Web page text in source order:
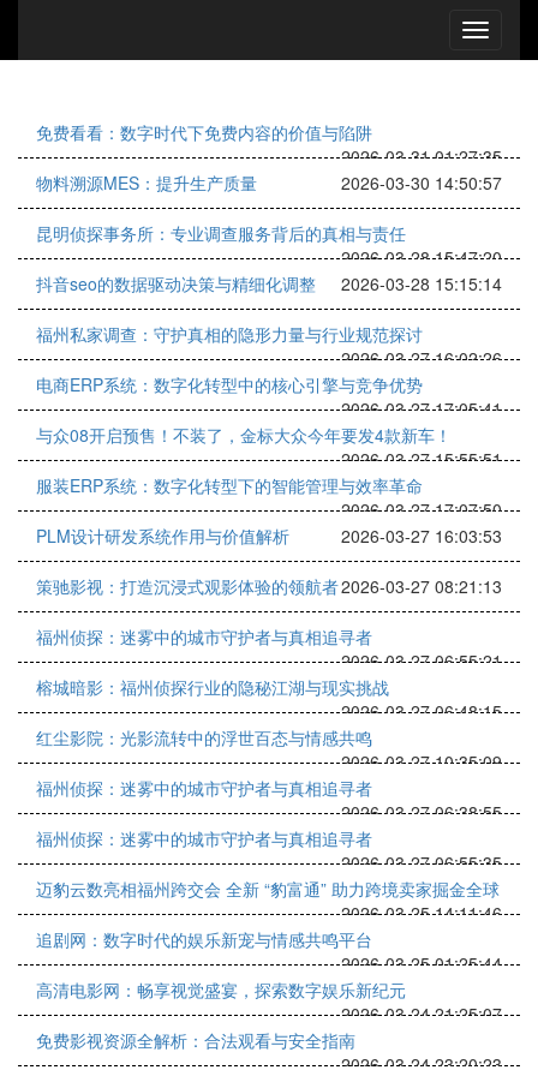
免费看看：数字时代下免费内容的价值与陷阱
2026-03-31 01:27:35
物料溯源MES：提升生产质量
2026-03-30 14:50:57
昆明侦探事务所：专业调查服务背后的真相与责任
2026-03-28 15:47:20
抖音seo的数据驱动决策与精细化调整
2026-03-28 15:15:14
福州私家调查：守护真相的隐形力量与行业规范探讨
2026-03-27 16:02:26
电商ERP系统：数字化转型中的核心引擎与竞争优势
2026-03-27 17:05:41
与众08开启预售！不装了，金标大众今年要发4款新车！
2026-03-27 15:55:51
服装ERP系统：数字化转型下的智能管理与效率革命
2026-03-27 17:07:50
PLM设计研发系统作用与价值解析
2026-03-27 16:03:53
策驰影视：打造沉浸式观影体验的领航者2026-03-27 08:21:13
福州侦探：迷雾中的城市守护者与真相追寻者
2026-03-27 06:55:21
榕城暗影：福州侦探行业的隐秘江湖与现实挑战
2026-03-27 06:48:15
红尘影院：光影流转中的浮世百态与情感共鸣
2026-03-27 10:35:09
福州侦探：迷雾中的城市守护者与真相追寻者
2026-03-27 06:38:55
福州侦探：迷雾中的城市守护者与真相追寻者
2026-03-27 06:55:35
迈豹云数亮相福州跨交会 全新 “豹富通” 助力跨境卖家掘金全球
2026-03-25 14:11:46
追剧网：数字时代的娱乐新宠与情感共鸣平台
2026-03-25 01:25:44
高清电影网：畅享视觉盛宴，探索数字娱乐新纪元
2026-03-24 21:25:07
免费影视资源全解析：合法观看与安全指南
2026-03-24 23:20:23